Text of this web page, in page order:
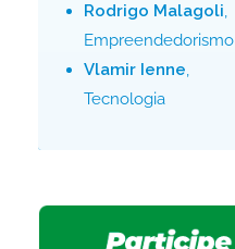
Rodrigo Malagoli,
Empreendedorismo
Vlamir Ienne,
Tecnologia